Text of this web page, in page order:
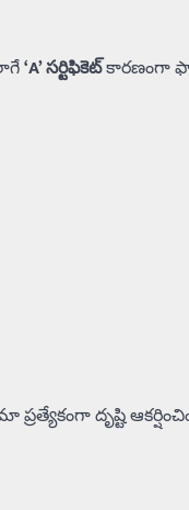
‘A’ సర్టిఫికెట్కారణంగా
దృష్టి